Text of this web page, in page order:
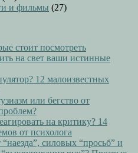
и фильмы (27)
стоит посмотреть
на свет ваши истинные
12 малоизвестных
или бегство от
на критику? 14
от психолога
силовых “просьб” и